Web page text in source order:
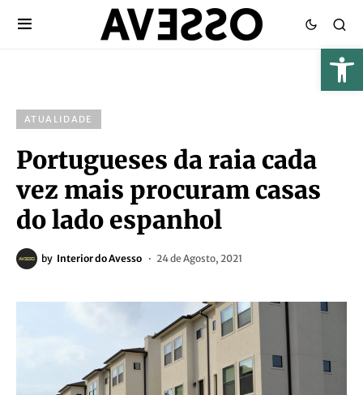
ATUALIDADE
Portugueses da raia cada
vez mais procuram casas
do lado espanhol
by Interior do Avesso 24 de Agosto, 2021